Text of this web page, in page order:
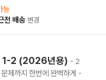
능
전 배송 변경
1-2 (2026년용) - 2
제까지 한번에 완벽하게 -